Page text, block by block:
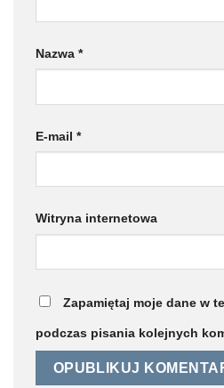
Nazwa *
E-mail *
Witryna internetowa
Zapamiętaj moje dane w
podczas pisania kolejnych